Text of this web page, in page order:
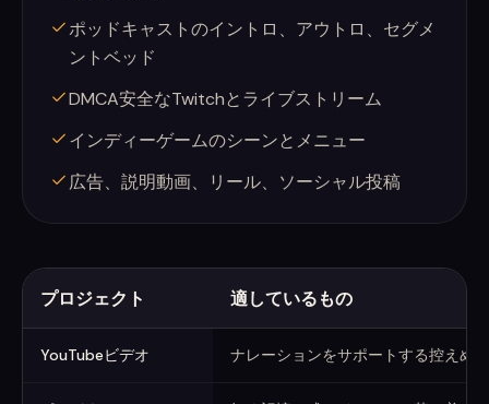
ポッドキャストのイントロ、アウトロ、セグメ
ントベッド
DMCA安全なTwitchとライブストリーム
インディーゲームのシーンとメニュー
広告、説明動画、リール、ソーシャル投稿
プロジェクト 適しているもの
YouTubeビデオ ナレーションをサポートする控えめ